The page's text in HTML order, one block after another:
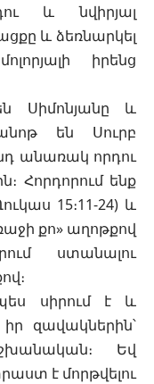
և նվիրյալ
և ձեռնարկել
իրենց
Սիմոնյանը և
են Սուրբ
անառակ որդու
Հորդորում ենք
15։11-24) և
քո» աղոթքով
ստանալու
սիրում է և
իր զավակներին՝
Եվ
է մորթվելու